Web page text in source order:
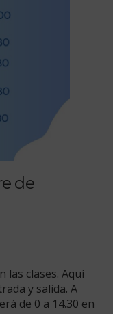
de
las clases. Aquí
y salida. A
de 0 a 14.30 en